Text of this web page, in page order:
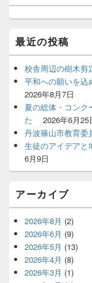
ウ
ィ
ェ
ッ
リ
最近の投稿
校舎周辺の樹木剪
平和への願いを込
2026年8月7日
夏の総体・コン
た
2026年6月25
丹波篠山市教育
生徒のアイデアと
6月9日
アーカイブ
2026年8月 (2)
2026年6月 (9)
2026年5月 (13)
2026年4月 (8)
2026年3月 (1)